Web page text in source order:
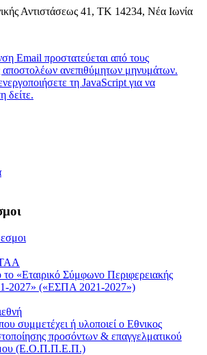
Αντιστάσεως 41, ΤΚ 14234, Νέα Ιωνία
Email προστατεύεται από τους
αποστολέων ανεπιθύμητων μηνυμάτων.
τη JavaScript για να
δείτε.
«Εταιρικό Σύμφωνο Περιφερειακής
2027» («ΕΣΠΑ 2021-2027»)
συμμετέχει ή υλοποιεί ο Εθνικος
προσόντων & επαγγελματικού
(Ε.Ο.Π.Π.Ε.Π.)